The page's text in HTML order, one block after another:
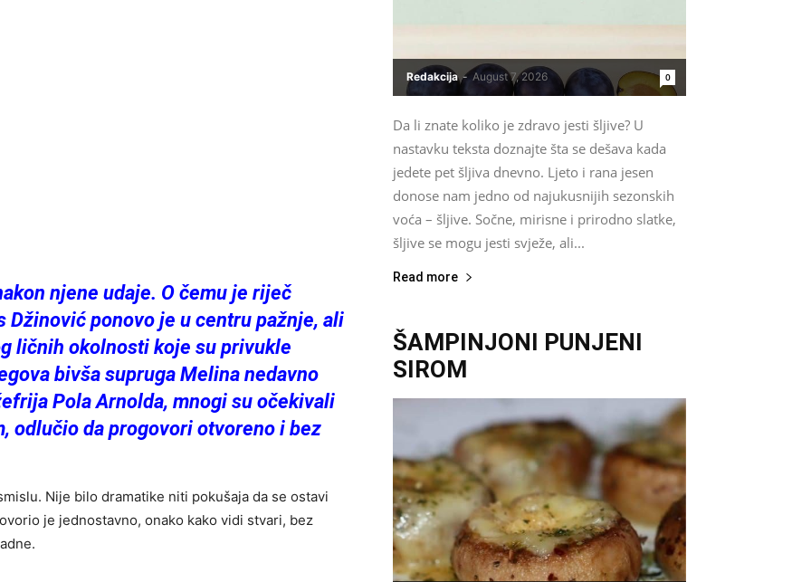
njene udaje. O čemu je riječ
Džinović ponovo je u centru pažnje, ali
ličnih okolnosti koje su privukle
bivša supruga Melina nedavno
Pola Arnolda, mnogi su očekivali
odlučio da progovori otvoreno i bez
Nije bilo dramatike niti pokušaja da se ostavi
je jednostavno, onako kako vidi stvari, bez
Redakcija - August 7, 2026 0
Da li znate koliko je zdravo jesti šljive? U
nastavku teksta doznajte šta se dešava kada
jedete pet šljiva dnevno. Ljeto i rana jesen
donose nam jedno od najukusnijih sezonskih
voća – šljive. Sočne, mirisne i prirodno slatke,
šljive se mogu jesti svježe, ali...
Read more
ŠAMPINJONI PUNJENI
SIROM